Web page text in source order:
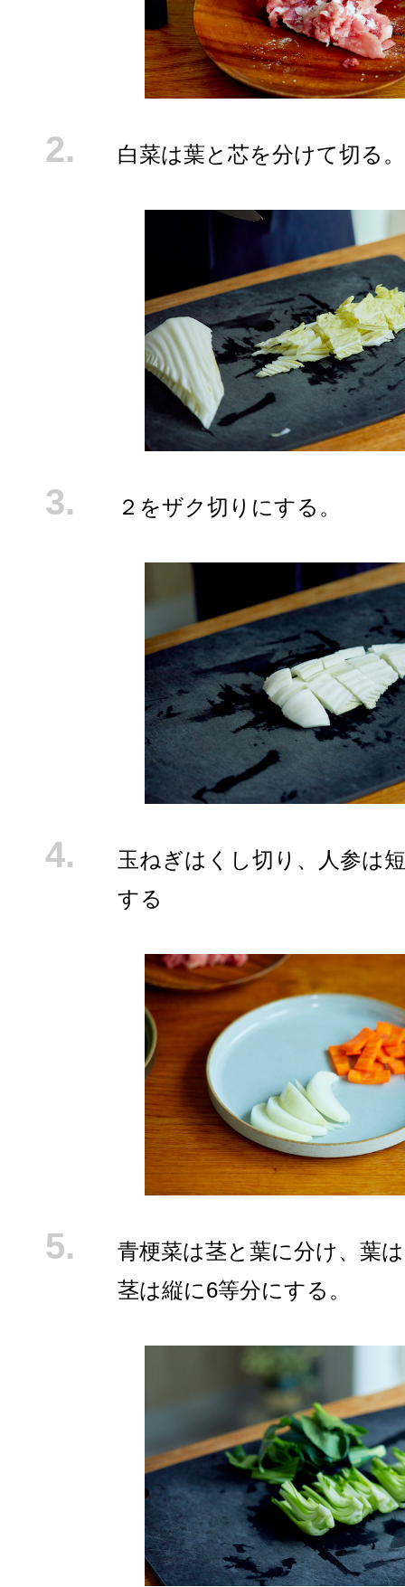
白菜は葉と芯を分けて切る。
２をザク切りにする。
玉ねぎはくし切り、人参は
する
青梗菜は茎と葉に分け、葉
茎は縦に6等分にする。